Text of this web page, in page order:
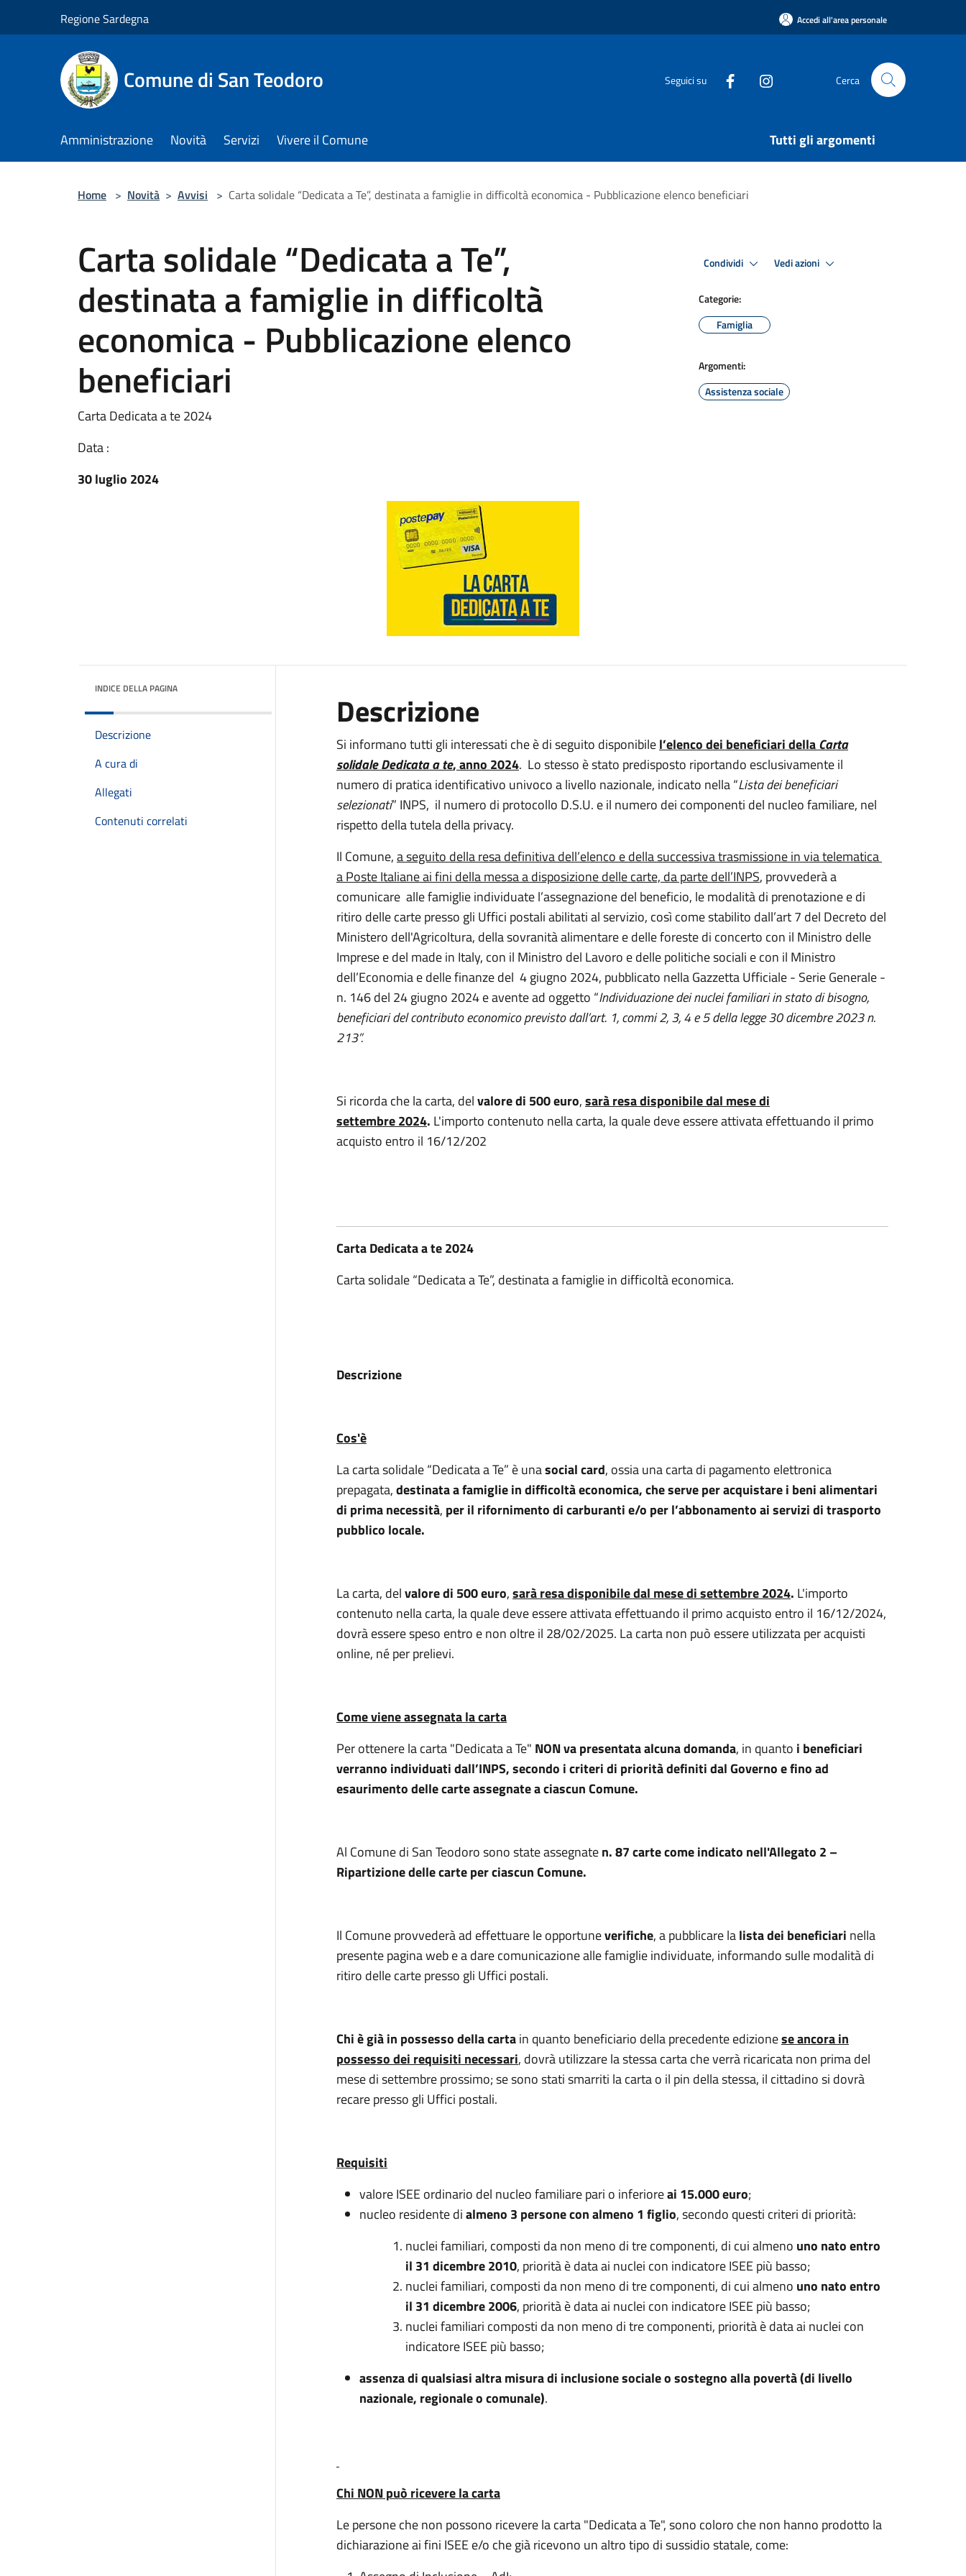
Regione Sardegna Accedi all'area personale
Comune di San Teodoro Seguici su Cerca
Amministrazione Novità Servizi Vivere il Comune Tutti gli argomenti
Home > Novità > Avvisi > Carta solidale “Dedicata a Te”, destinata a famiglie in difficoltà economica - Pubblicazione elenco beneficiari
Carta solidale “Dedicata a Te”,
destinata a famiglie in difficoltà
economica - Pubblicazione elenco
beneficiari
Carta Dedicata a te 2024
Data :
30 luglio 2024
Condividi Vedi azioni
Categorie:
Famiglia
Argomenti:
Assistenza sociale
INDICE DELLA PAGINA
Descrizione
A cura di
Allegati
Contenuti correlati
Descrizione
Si informano tutti gli interessati che è di seguito disponibilel’elenco dei beneficiari dellaCarta
solidale Dedicata a te, anno 2024. Lo stesso è stato predisposto riportando esclusivamente il
numero di pratica identificativo univoco a livello nazionale, indicato nella “Lista dei beneficiari
selezionati” INPS, il numero di protocollo D.S.U. e il numero dei componenti del nucleo familiare, nel
rispetto della tutela della privacy.
Il Comune,a seguito della resa definitiva dell’elenco e della successiva trasmissione in via telematica
a Poste Italiane ai fini della messa a disposizione delle carte, da parte dell’INPS, provvederà a
comunicare alle famiglie individuate l’assegnazione del beneficio, le modalità di prenotazione e di
ritiro delle carte presso gli Uffici postali abilitati al servizio, così come stabilito dall’art 7 del Decreto del
Ministero dell'Agricoltura, della sovranità alimentare e delle foreste di concerto con il Ministro delle
Imprese e del made in Italy, con il Ministro del Lavoro e delle politiche sociali e con il Ministro
dell’Economia e delle finanze del 4 giugno 2024, pubblicato nella Gazzetta Ufficiale - Serie Generale -
n. 146 del 24 giugno 2024 e avente ad oggetto “Individuazione dei nuclei familiari in stato di bisogno,
beneficiari del contributo economico previsto dall’art. 1, commi 2, 3, 4 e 5 della legge 30 dicembre 2023 n.
213”.
Si ricorda che la carta, delvalore di 500 euro,sarà resa disponibile dal mese di
settembre 2024. L'importo contenuto nella carta, la quale deve essere attivata effettuando il primo
acquisto entro il 16/12/202
Carta Dedicata a te 2024
Carta solidale “Dedicata a Te”, destinata a famiglie in difficoltà economica.
Descrizione
Cos'è
La carta solidale “Dedicata a Te” è unasocial card, ossia una carta di pagamento elettronica
prepagata,destinata a famiglie in difficoltà economica, che serve per acquistare i beni alimentari
di prima necessità, per il rifornimento di carburanti e/o per l’abbonamento ai servizi di trasporto
pubblico locale.
La carta, delvalore di 500 euro,sarà resa disponibile dal mese di settembre 2024. L'importo
contenuto nella carta, la quale deve essere attivata effettuando il primo acquisto entro il 16/12/2024,
dovrà essere speso entro e non oltre il 28/02/2025. La carta non può essere utilizzata per acquisti
online, né per prelievi.
Come viene assegnata la carta
Per ottenere la carta "Dedicata a Te" NON va presentata alcuna domanda, in quanto i beneficiari
verranno individuati dall’INPS, secondo i criteri di priorità definiti dal Governo e fino ad
esaurimento delle carte assegnate a ciascun Comune.
Al Comune di San Teodoro sono state assegnaten. 87 carte come indicato nell'Allegato 2 –
Ripartizione delle carte per ciascun Comune.
Il Comune provvederà ad effettuare le opportuneverifiche, a pubblicare lalista dei beneficiari nella
presente pagina web e a dare comunicazione alle famiglie individuate, informando sulle modalità di
ritiro delle carte presso gli Uffici postali.
Chi è già in possesso della cartain quanto beneficiario della precedente edizionese ancora in
possesso dei requisiti necessari, dovrà utilizzare la stessa carta che verrà ricaricata non prima del
mese di settembre prossimo; se sono stati smarriti la carta o il pin della stessa, il cittadino si dovrà
recare presso gli Uffici postali.
Requisiti
valore ISEE ordinario del nucleo familiare pari o inferioreai 15.000 euro;
nucleo residente dialmeno 3 persone con almeno 1 figlio, secondo questi criteri di priorità:
nuclei familiari, composti da non meno di tre componenti, di cui almeno uno nato entro
il 31 dicembre 2010, priorità è data ai nuclei con indicatore ISEE più basso;
nuclei familiari, composti da non meno di tre componenti, di cui almeno uno natoentro
il 31 dicembre 2006, priorità è data ai nuclei con indicatore ISEE più basso;
nuclei familiari composti da non meno di tre componenti, priorità è data ai nuclei con
indicatore ISEE più basso;
assenza di qualsiasi altra misura di inclusione sociale o sostegno alla povertà (di livello
nazionale, regionale o comunale).
Chi NON può ricevere la carta
Le persone che non possono ricevere la carta "Dedicata a Te", sono coloro che non hanno prodotto la
dichiarazione ai fini ISEE e/o che già ricevono un altro tipo di sussidio statale, come: